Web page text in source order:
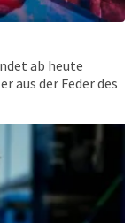
ab heute
aus der Feder des